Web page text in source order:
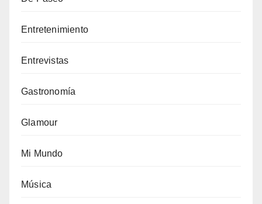
Entretenimiento
Entrevistas
Gastronomía
Glamour
Mi Mundo
Música